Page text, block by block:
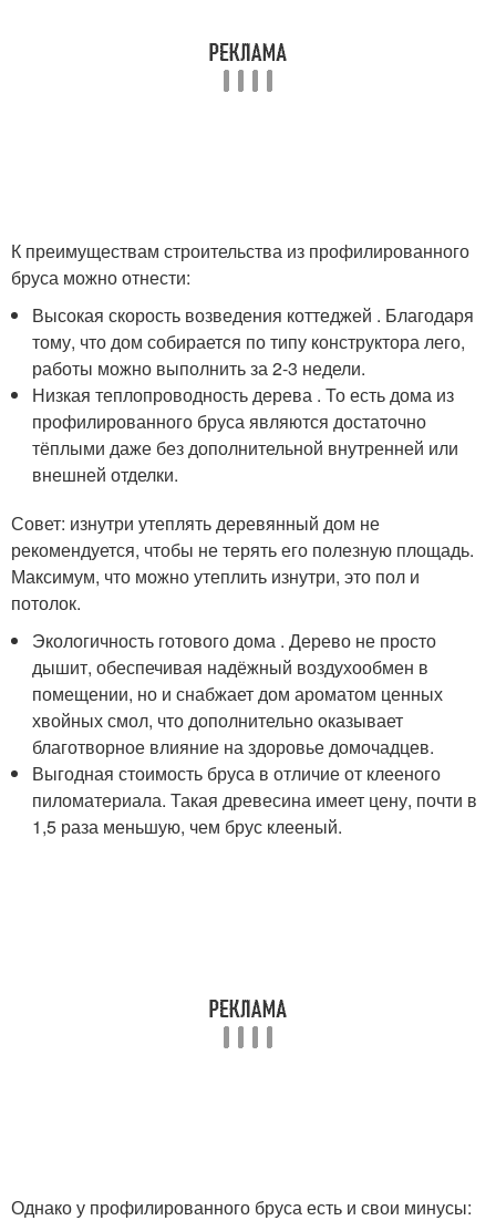
К преимуществам строительства из профилированного
бруса можно отнести:
Высокая скорость возведения коттеджей . Благодаря
тому, что дом собирается по типу конструктора лего,
работы можно выполнить за 2-3 недели.
Низкая теплопроводность дерева . То есть дома из
профилированного бруса являются достаточно
тёплыми даже без дополнительной внутренней или
внешней отделки.
Совет: изнутри утеплять деревянный дом не
рекомендуется, чтобы не терять его полезную площадь.
Максимум, что можно утеплить изнутри, это пол и
потолок.
Экологичность готового дома . Дерево не просто
дышит, обеспечивая надёжный воздухообмен в
помещении, но и снабжает дом ароматом ценных
хвойных смол, что дополнительно оказывает
благотворное влияние на здоровье домочадцев.
Выгодная стоимость бруса в отличие от клееного
пиломатериала. Такая древесина имеет цену, почти в
1,5 раза меньшую, чем брус клееный.
Однако у профилированного бруса есть и свои минусы: